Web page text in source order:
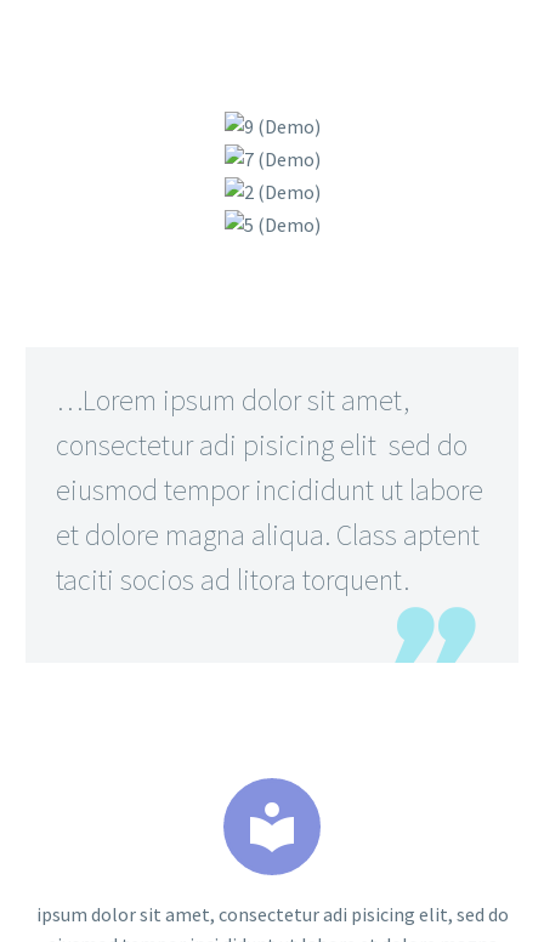
…Lorem ipsum dolor sit amet,
consectetur adi pisicing elit sed do
eiusmod tempor incididunt ut labore
et dolore magna aliqua. Class aptent
taciti socios ad litora torquent.


ipsum dolor sit amet, consectetur adi pisicing elit, sed do